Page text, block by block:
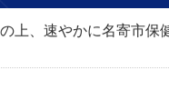
、速やかに名寄市